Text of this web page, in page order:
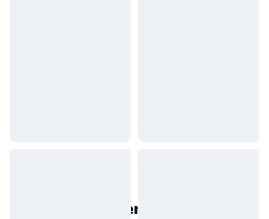
Beliebte reale Vermögenswerte